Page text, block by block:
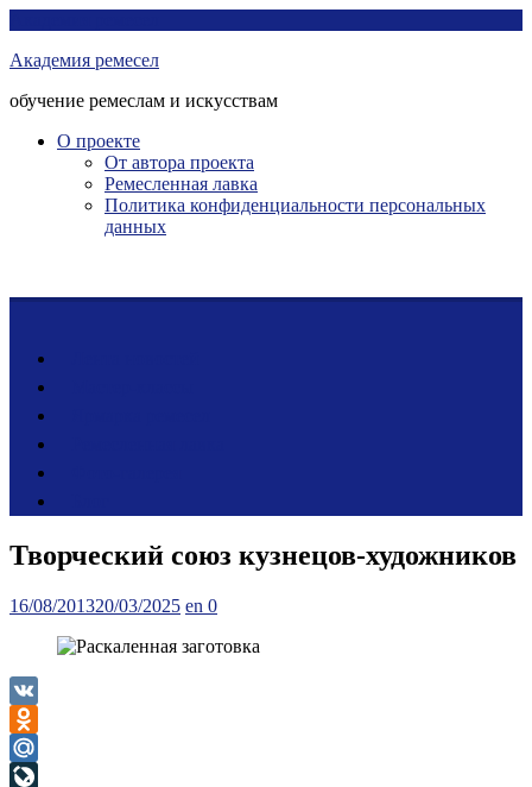
контенту
Академия ремесел
обучение ремеслам и искусствам
О проекте
От автора проекта
Ремесленная лавка
Политика конфиденциальности персональных
данных
Творческий союз кузнецов-художников
Posted
16/08/201320/03/2025Author
en 0
VK
Odnoklassniki
Mail.Ru